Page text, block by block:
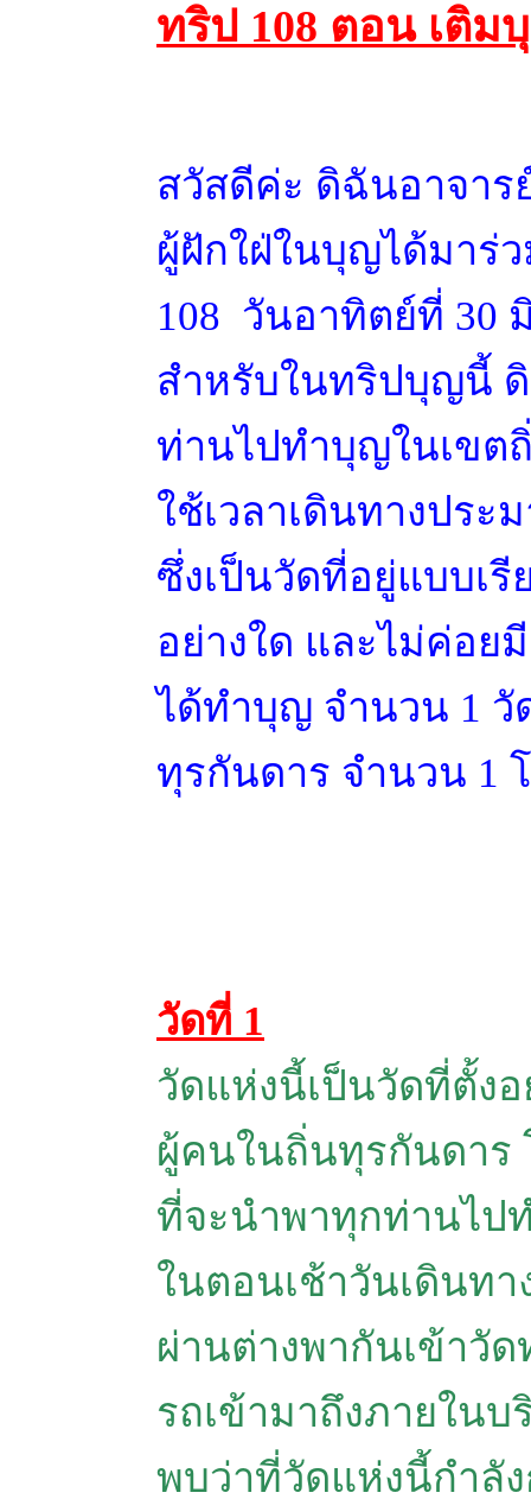
ทริป 108 ตอน เติม
สวัสดีค่ะ ดิฉันอาจา
ผู้ฝักใฝ่ในบุญได้มาร่
108 วันอาทิตย์ที่ 30
สำหรับในทริปบุญนี้
ท่านไปทำบุญในเขต
ใช้เวลาเดินทางประ
ซึ่งเป็นวัดที่อยู่แบบเ
อย่างใด และไม่ค่อย
ได้ทำบุญ จำนวน 1 วั
ทุรกันดาร จำนวน 1
วัดที่ 1
วัดแห่งนี้เป็นวัดที่ตั้ง
ผู้คนในถิ่นทุรกันดาร
ที่จะนำพาทุกท่านไป
ในตอนเช้าวันเดินท
ผ่านต่างพากันเข้าวั
รถเข้ามาถึงภายใน
พบว่าที่วัดแห่งนี้กำลั